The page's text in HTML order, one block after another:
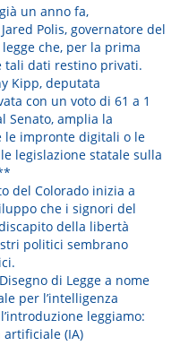
un anno fa,
Polis, governatore del
che, per la prima
tali dati restino privati.
Kipp, deputata
con un voto di 61 a 1
Senato, amplia la
le impronte digitali o le
legislazione statale sulla
del Colorado inizia a
che i signori del
della libertà
politici sembrano
di Legge a nome
per l’intelligenza
leggiamo:
artificiale (IA)